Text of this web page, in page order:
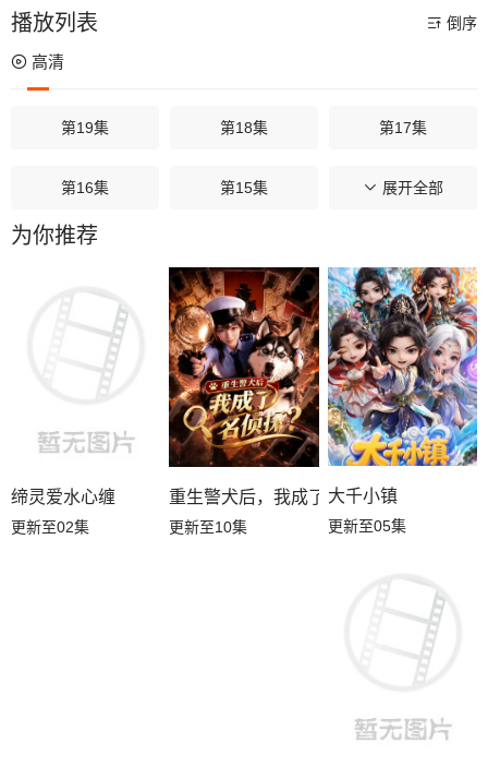
播放列表 倒序
高清
第19集 第18集 第17集
第16集 第15集 第14集
第13集
第09集 第08集
第07集 第06集 第05集
第04集 第03集 第02集
第01集
展开全部
为你推荐
缔灵爱水心缠
更新至02集
重生警犬后，我成了名侦探？
更新至10集
大千小镇
更新至05集